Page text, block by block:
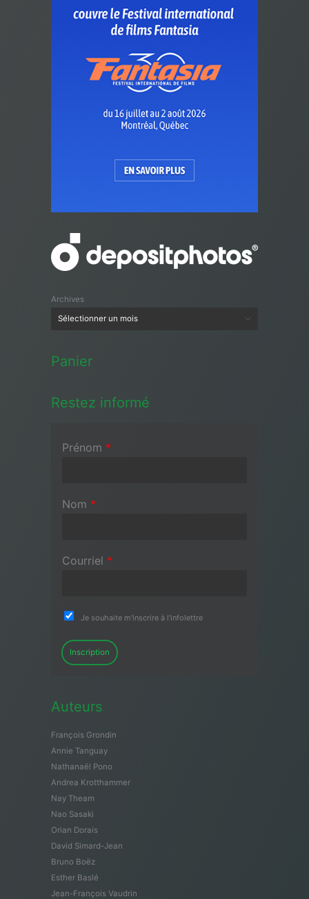
Archives
Panier
Restez informé
Prénom *
Nom *
Courriel *
Je souhaite m'inscrire à l'infolettre
Inscription
Auteurs
François Grondin
Annie Tanguay
Nathanaël Pono
Andrea Krotthammer
Nay Theam
Nao Sasaki
Orian Dorais
David Simard-Jean
Bruno Boëz
Esther Baslé
Jean-François Vaudrin